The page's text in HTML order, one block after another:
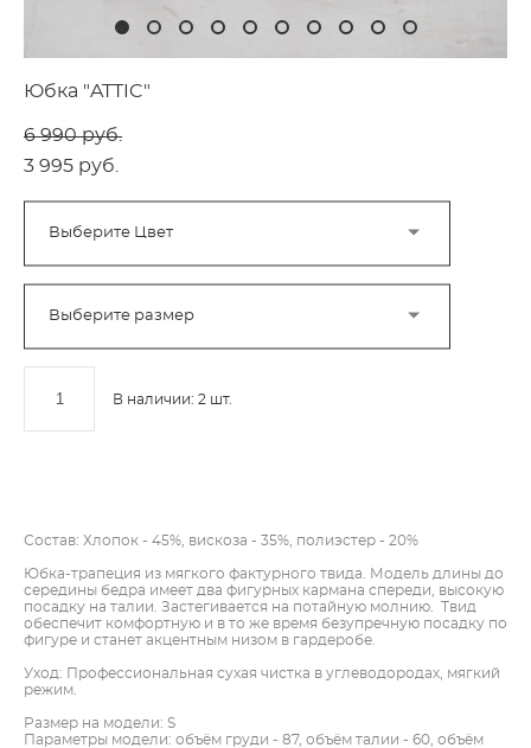
Юбка "ATTIC"
6 990 pуб.
3 995 pуб.
Выберите Цвет
Выберите размер
В наличии: 2 шт.
Состав: Хлопок - 45%, вискоза - 35%, полиэстер - 20%
Юбка-трапеция из мягкого фактурного твида. Модель длины до
середины бедра имеет два фигурных кармана спереди, высокую
посадку на талии. Застегивается на потайную молнию. Твид
обеспечит комфортную и в то же время безупречную посадку по
фигуре и станет акцентным низом в гардеробе.
Уход: Профессиональная сухая чистка в углеводородах, мягкий
режим.
Размер на модели: S
Параметры модели: объём груди - 87, объём талии - 60, объём